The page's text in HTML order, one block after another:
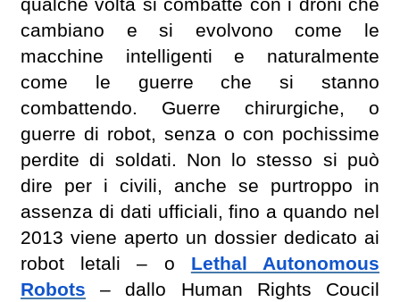
qualche volta si combatte con i droni che
cambiano e si evolvono come le
macchine intelligenti e naturalmente
come le guerre che si stanno
combattendo. Guerre chirurgiche, o
guerre di robot, senza o con pochissime
perdite di soldati. Non lo stesso si può
dire per i civili, anche se purtroppo in
assenza di dati ufficiali, fino a quando nel
2013 viene aperto un dossier dedicato ai
robot letali – o
Lethal Autonomous
Robots – dallo Human Rights Coucil